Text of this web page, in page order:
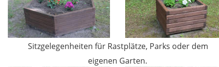
Sitzgelegenheiten für Rastplätze, Parks oder dem
eigenen Garten.